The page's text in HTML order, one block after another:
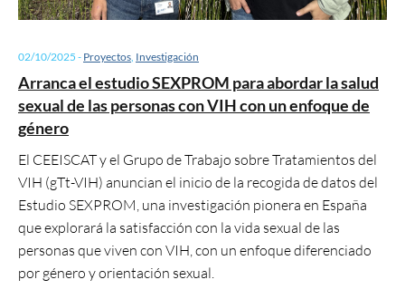
02/10/2025 - Proyectos, Investigación
Arranca el estudio SEXPROM para abordar la salud
sexual de las personas con VIH con un enfoque de
género
El CEEISCAT y el Grupo de Trabajo sobre Tratamientos del
VIH (gTt-VIH) anuncian el inicio de la recogida de datos del
Estudio SEXPROM, una investigación pionera en España
que explorará la satisfacción con la vida sexual de las
personas que viven con VIH, con un enfoque diferenciado
por género y orientación sexual.